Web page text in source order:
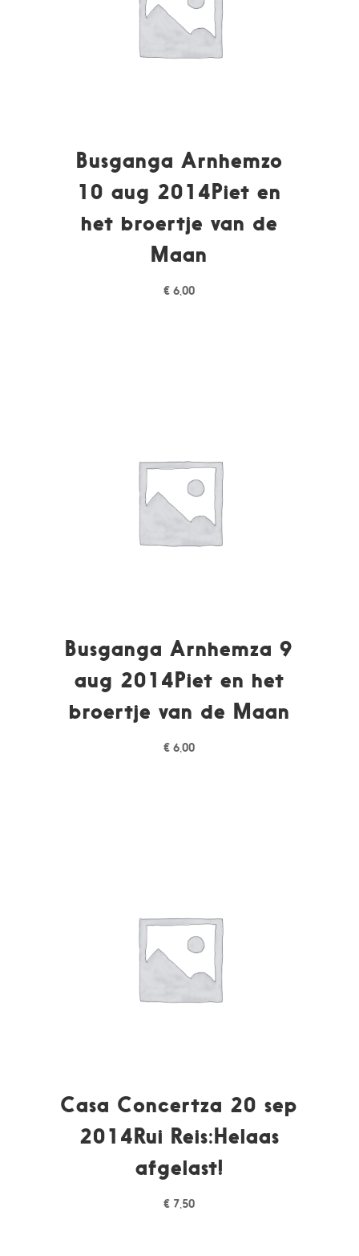
Busganga Arnhemzo
10 aug 2014Piet en
het broertje van de
Maan
€ 6,00
Busganga Arnhemza 9
aug 2014Piet en het
broertje van de Maan
€ 6,00
Casa Concertza 20 sep
2014Rui Reis:Helaas
afgelast!
€ 7,50